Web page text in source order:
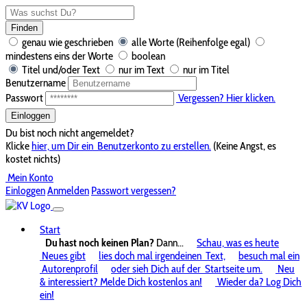
Finden
genau wie geschrieben
alle Worte (Reihenfolge egal)
mindestens eins der Worte
boolean
Titel und/oder Text
nur im Text
nur im Titel
Benutzername
Passwort
Vergessen? Hier klicken.
Einloggen
Du bist noch nicht angemeldet?
Klickehier, um Dir ein Benutzerkonto zu erstellen. (Keine Angst, es
kostet nichts)
Mein Konto
EinloggenAnmelden Passwort vergessen?
Start
Du hast noch keinen Plan? Dann...
Schau, was es heute
Neues gibt
lies doch mal irgendeinen Text,
besuch mal ein
Autorenprofil
oder sieh Dich auf der Startseite um.
Neu
& interessiert? Melde Dich kostenlos an!
Wieder da? Log Dich
ein!